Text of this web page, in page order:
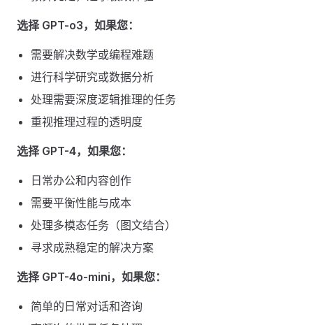
选择 GPT-o3，如果您：
需要解决数学或编程难题
进行科学研究或数据分析
处理需要深度逻辑推理的任务
重视推理过程的透明度
选择 GPT-4，如果您：
日常办公和内容创作
需要平衡性能与成本
处理多模态任务（图文结合）
寻求成熟稳定的解决方案
选择 GPT-4o-mini，如果您：
简单的日常对话和咨询